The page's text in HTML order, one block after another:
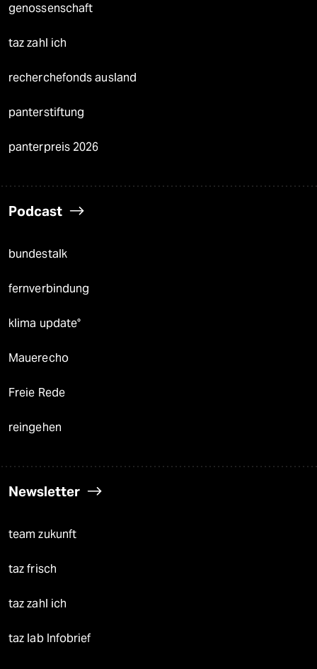
genossenschaft
taz zahl ich
recherchefonds ausland
panterstiftung
panterpreis 2026
Podcast
bundestalk
fernverbindung
klima update°
Mauerecho
Freie Rede
reingehen
Newsletter
team zukunft
taz frisch
taz zahl ich
taz lab Infobrief